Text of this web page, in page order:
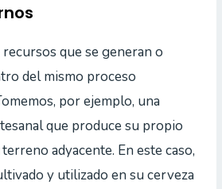
que se generan o
del mismo proceso
por ejemplo, una
que produce su propio
adyacente. En este caso,
y utilizado en su cerveza